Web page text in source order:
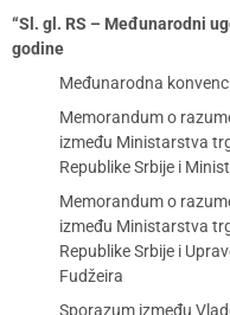
“Sl. gl. RS – Međunarodni
godine
Međunarodna
Memorandum o
između Ministarstva
Republike Srbije i
Memorandum o
između Ministarstva
Republike Srbije i
Fudžeira
Sporazum između